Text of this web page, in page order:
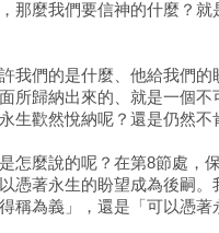
那麼我們要信神的什麼？
我們的是什麼、他給我們
所歸納出來的、就是一個
生歡然悅納呢？還是仍然不
怎麼說的呢？在第8節處，
憑著永生的盼望成為後嗣
稱為義」，還是「可以憑著